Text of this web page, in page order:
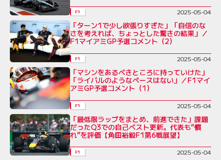
F1 2025-05-04
「ターン1で少し欲張りすぎた」「自信のな
さを考えれば、ちょっとした驚きの結果」／
F1マイアミGP予選コメント（2）
F1 2025-05-04
「マシンをあるべきところに持っていけた」
「ライバルのようなペースはない」／F1マイ
アミGP予選コメント（1）
F1 2025-05-04
「最低限ラップをまとめ、前進できた」課題
だったQ3での自己ベスト更新。代表も“慣
れ”を評価【角田裕毅F1第6戦展望】
F1 2025-05-04